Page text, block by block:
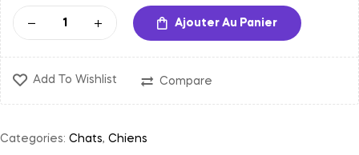
Ajouter Au Panier
Add To Wishlist Compare
Categories: Chats, Chiens